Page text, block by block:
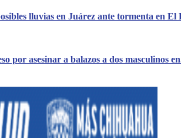
lluvias en Juárez ante tormenta en El
por asesinar a balazos a dos masculinos